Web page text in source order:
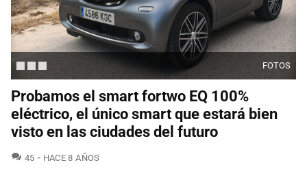
FOTOS
Probamos el smart fortwo EQ 100%
eléctrico, el único smart que estará bien
visto en las ciudades del futuro
45 COMENTARIOS
HACE 8 AÑOS